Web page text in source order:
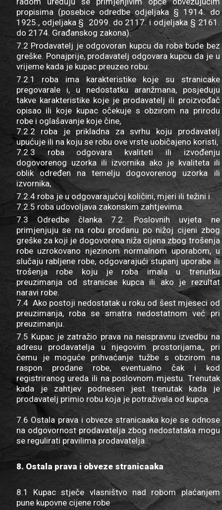
propisima (posebice odredbe odjeljaka § 1914. do
1925., odjeljaka § 2099. do 2117. i odjeljaka § 2161.
do 2174. Građanskog zakona).
7.2 Prodavatelj je odgovoran kupcu da roba bude bez
greške. Ponajprije, prodavatelj odgovara kupcu da je u
vrijeme kada je kupac preuzeo robu:
7.2.1 roba ima karakteristike koje su stranicake
pregovarale i, u nedostatku aranžmana, posjeduju
takve karakteristike koje je prodavatelj ili proizvođač
opisao ili koje kupac očekuje s obzirom na prirodu
robe i oglašavanje koje čine,
7.2.2 roba je prikladna za svrhu koju prodavatelj
upućuje ili na koju se robu ove vrste uobičajeno koristi,
7.2.3 roba odgovara kvaliteti ili izvođenju
dogovorenog uzorka ili izvornika ako je kvaliteta ili
oblik određen na temelju dogovorenog uzorka ili
izvornika,
7.2.4 roba je u odgovarajućoj količini, mjeri ili težini i
7.2.5 roba udovoljava zakonskim zahtjevima.
7.3 Odredbe članka 7.2. Poslovnih uvjeta ne
primjenjuju se na robu prodanu po nižoj cijeni zbog
greške za koji je dogovorena niža cijena zbog trošenja
robe uzrokovano njezinom normalnom uporabom, u
slučaju rabljene robe, odgovarajući stupanj uporabe ili
trošenja robe koju je roba imala u trenutku
preuzimanja od stranicae kupca ili ako je rezultat
naravi robe.
7.4 Ako postoji nedostatak u roku od šest mjeseci od
preuzimanja, roba se smatra nedostatnom već pri
preuzimanju.
7.5 Kupac je zatražio prava na neispravnu izvedbu na
adresu prodavatelja u njegovim prostorijama,, pri
čemu je moguće prihvaćanje tužbe s obzirom na
raspon prodane robe, eventualno čak i kod
registriranog ureda ili na poslovnom mjestu. Trenutak
kada je zahtjev podnesen jest trenutak kada je
prodavatelj primio robu koja je potraživala od kupca.
7.6 Ostala prava i obveze stranicaaka koje se odnose
na odgovornost prodavatelja zbog nedostataka mogu
se regulirati pravilima prodavatelja.
8. Ostala prava i obveze stranicaaka
8.1 Kupac stječe vlasništvo nad robom plaćanjem
pune kupovne cijene robe